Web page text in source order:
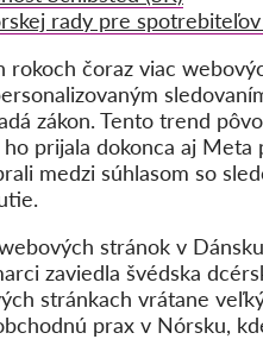
rady pre
rokoch čoraz viac
zákon. Tento trend
prijala dokonca aj
medzi súhlasom so
stránok v
zaviedla švédska
stránkach vrátane
prax v Nórsku,